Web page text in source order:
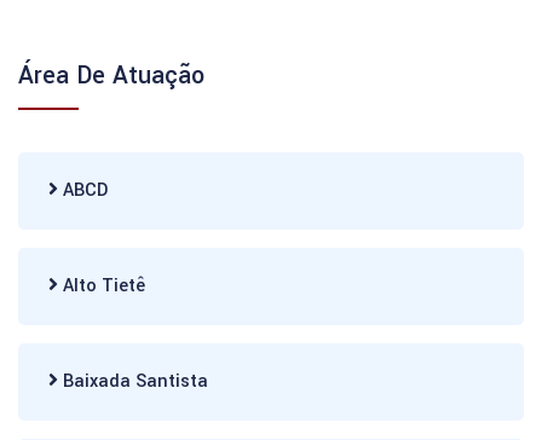
Área De Atuação
ABCD
Alto Tietê
Baixada Santista